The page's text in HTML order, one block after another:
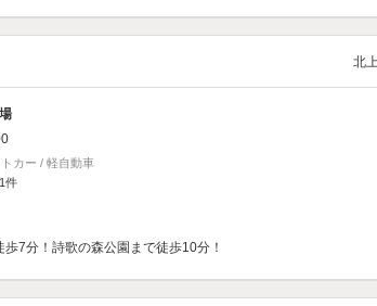
北
カー / 軽自動車
1件
7分！詩歌の森公園まで徒歩10分！